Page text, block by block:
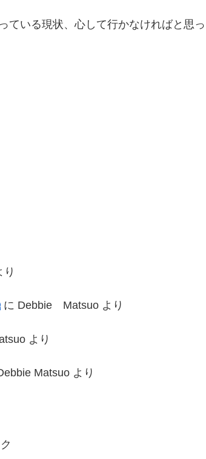
ている現状、心して行かなければと思っ
り
に Debbie Matsuoより
より
Matsuoより